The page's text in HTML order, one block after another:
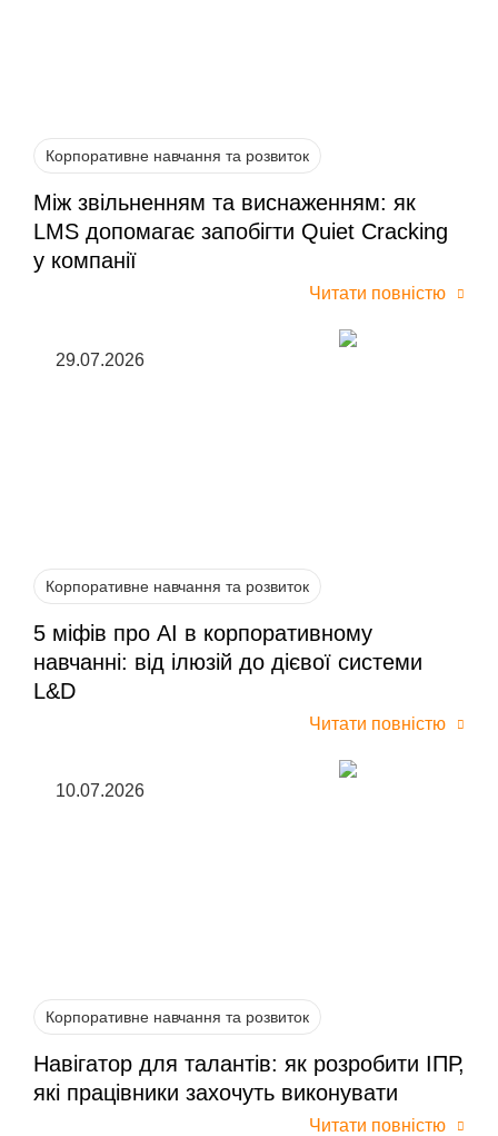
Корпоративне навчання та розвиток
Між звільненням та виснаженням: як
LMS допомагає запобігти Quiet Cracking
у компанії
Читати повністю
29.07.2026
Корпоративне навчання та розвиток
5 міфів про AI в корпоративному
навчанні: від ілюзій до дієвої системи
L&D
Читати повністю
10.07.2026
Корпоративне навчання та розвиток
Навігатор для талантів: як розробити ІПР,
які працівники захочуть виконувати
Читати повністю